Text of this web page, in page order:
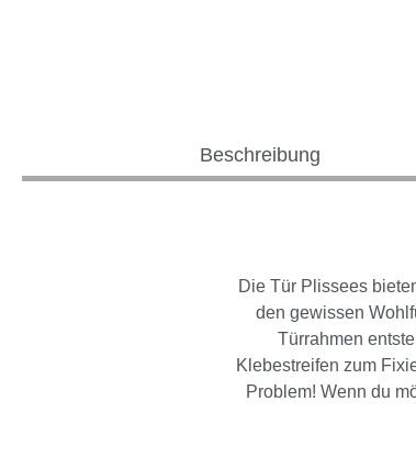
Beschreibung
Die Tür Plissees
den gewissen
Türrahmen
Klebestreifen zum
Problem! Wenn du